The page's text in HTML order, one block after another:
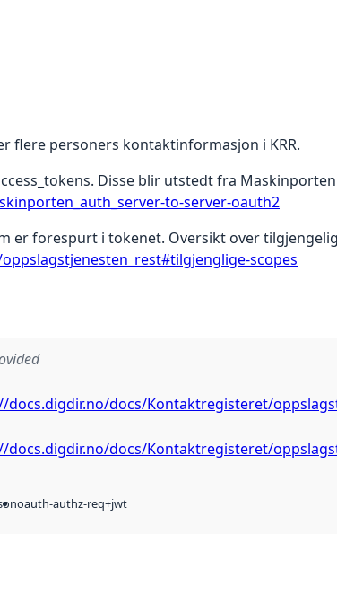
flere personers kontaktinformasjon i KRR.
Disse blir utstedt fra
to-server-oauth2
er forespurt i tokenet. Oversikt over
scopes
docs.digdir.no/docs/Kontaktregisteret/
docs.digdir.no/docs/Kontaktregisteret/
oauth-authz-req+jwt